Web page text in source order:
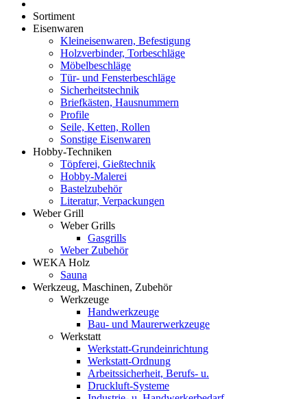
Sortiment
Eisenwaren
Kleineisenwaren, Befestigung
Holzverbinder, Torbeschläge
Möbelbeschläge
Tür- und Fensterbeschläge
Sicherheitstechnik
Briefkästen, Hausnummern
Profile
Seile, Ketten, Rollen
Sonstige Eisenwaren
Hobby-Techniken
Töpferei, Gießtechnik
Hobby-Malerei
Bastelzubehör
Literatur, Verpackungen
Weber Grill
Weber Grills
Gasgrills
Weber Zubehör
WEKA Holz
Sauna
Werkzeug, Maschinen, Zubehör
Werkzeuge
Handwerkzeuge
Bau- und Maurerwerkzeuge
Werkstatt
Werkstatt-Grundeinrichtung
Werkstatt-Ordnung
Arbeitssicherheit, Berufs- u.
Druckluft-Systeme